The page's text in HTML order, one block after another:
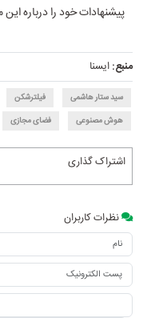
پیشنهادات خود را درباره
منبع:ایسنا
سید ستار هاشمی فیلترشکن
هوش مصنوعی
فضای مجازی
اشتراک گذاری
نظرات کاربران